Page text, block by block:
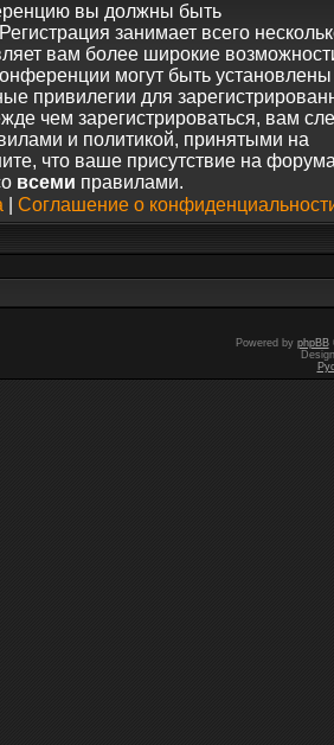
вы должны быть
занимает всего
вам более широкие
могут быть установлены
привилегии для
чем зарегистрироваться, вам
и политикой, принятыми на
что ваше присутствие на
всеми правилами.
Соглашение о
Powered by phpBB